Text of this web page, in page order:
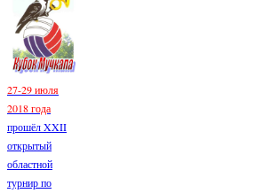
27-29 июля
2018 года
прошёл XXII
открытый
областной
турнир по